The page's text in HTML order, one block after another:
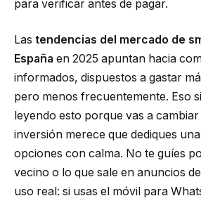
para verificar antes de pagar.
Las tendencias del mercado de
España en 2025 apuntan hacia
informados, dispuestos a gastar
pero menos frecuentemente. Eso
leyendo esto porque vas a
inversión merece que dediques
opciones con calma. No te guíes
vecino o lo que sale en anuncios
uso real: si usas el móvil para